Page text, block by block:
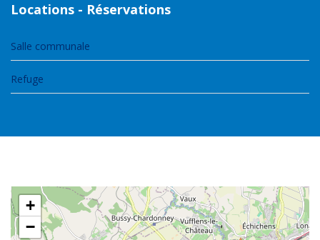
Locations - Réservations
Salle communale
Refuge
+
−